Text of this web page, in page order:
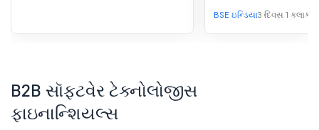
આવશે.
BSE ઇન્ડિયા3 દિવસ 1 કલાક
B2B સૉફ્ટવેર ટેક્નોલોજીસ
ફાઇનાન્શિયલ્સ